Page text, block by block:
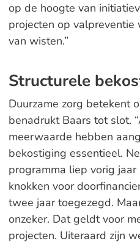
op de hoogte van
projecten op valpreventie
van wisten.”
Structurele
Duurzame zorg betekent
benadrukt Baars tot slot.
meerwaarde hebben
bekostiging essentieel.
programma liep vorig
knokken voor
twee jaar toegezegd.
onzeker. Dat geldt voor
projecten. Uiteraard zijn